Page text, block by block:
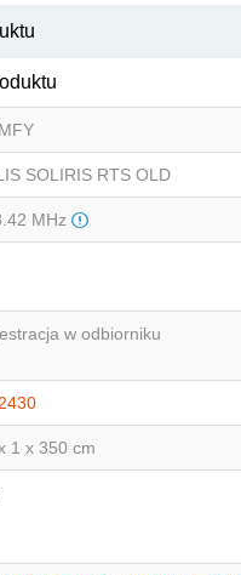
SOLIRIS RTS OLD
MHz
w odbiorniku
1 x 350 cm